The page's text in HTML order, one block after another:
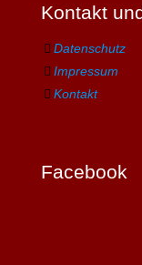
Kontakt
Datenschutz
Impressum
Kontakt
Facebook